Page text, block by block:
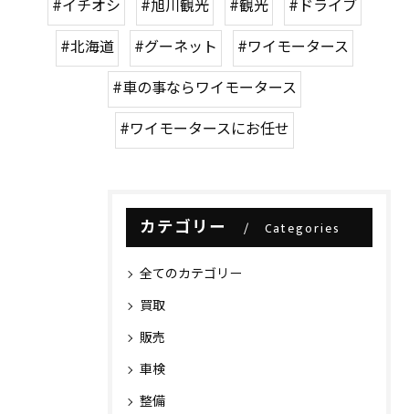
#イチオシ
#旭川観光 #観光
#ドライブ
#北海道
#グーネット
#ワイモータース
#車の事ならワイモータース
#ワイモータースにお任せ
カテゴリー Categories
全てのカテゴリー
買取
販売
車検
整備